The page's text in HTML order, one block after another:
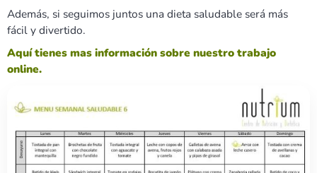
Además, si seguimos juntos una dieta saludable será más
fácil y divertido.
Aquí tienes mas información sobre nuestro trabajo
online.